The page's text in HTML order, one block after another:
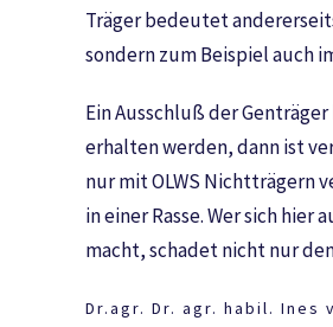
Träger bedeutet
sondern zum Beispiel auch
Ein Ausschluß der
erhalten werden, dann ist
nur mit OLWS Nichtträgern
in einer Rasse. Wer sich
macht, schadet nicht nur
Dr.agr. Dr. agr. habil. Ines